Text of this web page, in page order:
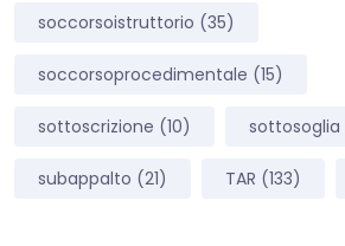
soccorsoistruttorio (35)
soccorsoprocedimentale (15)
sottoscrizione (10) sottosoglia
subappalto (21) TAR (133)